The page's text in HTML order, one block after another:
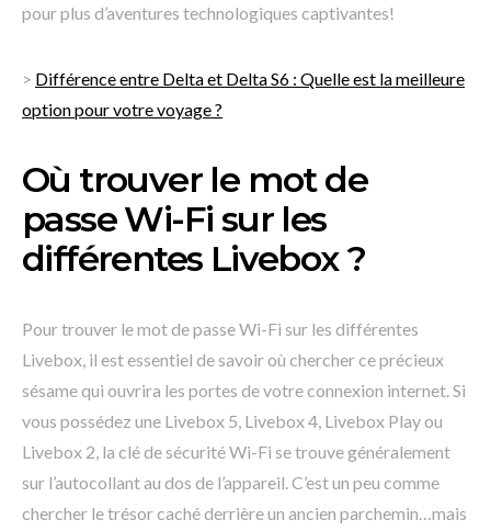
pour plus d’aventures technologiques captivantes!
> Différence entre Delta et Delta S6 : Quelle est la meilleure
option pour votre voyage ?
Où trouver le mot de
passe Wi-Fi sur les
différentes Livebox ?
Pour trouver le mot de passe Wi-Fi sur les différentes
Livebox, il est essentiel de savoir où chercher ce précieux
sésame qui ouvrira les portes de votre connexion internet. Si
vous possédez une Livebox 5, Livebox 4, Livebox Play ou
Livebox 2, la clé de sécurité Wi-Fi se trouve généralement
sur l’autocollant au dos de l’appareil. C’est un peu comme
chercher le trésor caché derrière un ancien parchemin…mais